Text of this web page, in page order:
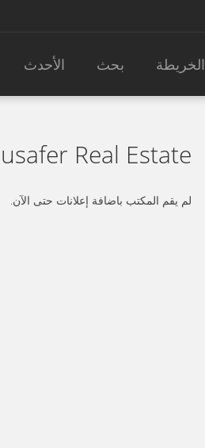
الخريطة بحث الأحدث
Real Estate
لم يقم المكتب باضافة إعلانات حتى الآن.